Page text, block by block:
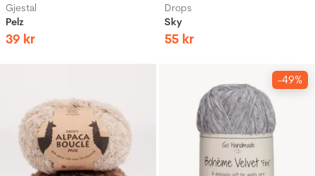
Gjestal
Pelz
39 kr
Drops
Sky
55 kr
-49%